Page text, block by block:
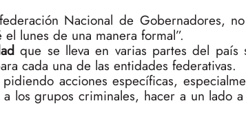
Nacional de Gobernadores,
lunes de una manera formal”.
que se lleva en varias partes del país
cada una de las entidades federativas.
acciones específicas,
los grupos criminales, hacer a un lado a